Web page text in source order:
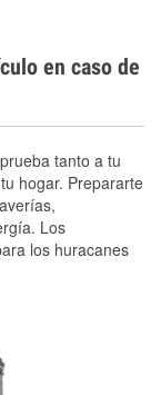
en caso de
tanto a tu
hogar. Prepararte
Los
los huracanes